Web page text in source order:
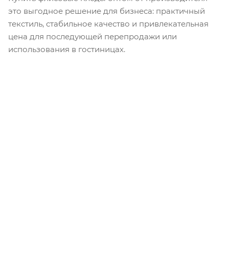
это выгодное решение для бизнеса: практичный
текстиль, стабильное качество и привлекательная
цена для последующей перепродажи или
использования в гостиницах.